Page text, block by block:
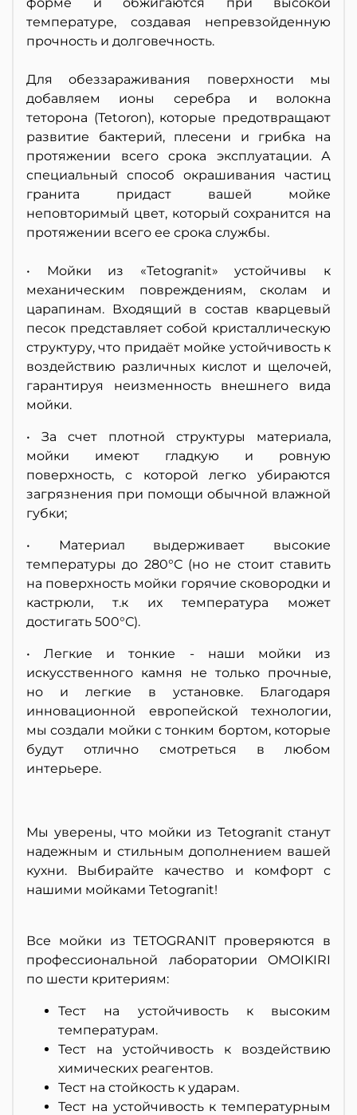
температуре, создавая непревзойденную
прочность и долговечность.
Для обеззараживания поверхности мы
добавляем ионы серебра и волокна
теторона (Tetoron), которые предотвращают
развитие бактерий, плесени и грибка на
протяжении всего срока эксплуатации. А
специальный способ окрашивания частиц
гранита придаст вашей мойке
неповторимый цвет, который сохранится на
протяжении всего ее срока службы.
• Мойки из «Tetogranit» устойчивы к
механическим повреждениям, сколам и
царапинам. Входящий в состав кварцевый
песок представляет собой кристаллическую
структуру, что придаёт мойке устойчивость к
воздействию различных кислот и щелочей,
гарантируя неизменность внешнего вида
мойки.
• За счет плотной структуры материала,
мойки имеют гладкую и ровную
поверхность, с которой легко убираются
загрязнения при помощи обычной влажной
губки;
• Материал выдерживает высокие
температуры до 280°С (но не стоит ставить
на поверхность мойки горячие сковородки и
кастрюли, т.к их температура может
достигать 500°С).
• Легкие и тонкие - наши мойки из
искусственного камня не только прочные,
но и легкие в установке. Благодаря
инновационной европейской технологии,
мы создали мойки с тонким бортом, которые
будут отлично смотреться в любом
интерьере.
Мы уверены, что мойки из Tetogranit станут
надежным и стильным дополнением вашей
кухни. Выбирайте качество и комфорт с
нашими мойками Tetogranit!
Все мойки из TETOGRANIT проверяются в
профессиональной лаборатории OMOIKIRI
по шести критериям:
Тест на устойчивость к высоким
температурам.
Тест на устойчивость к воздействию
химических реагентов.
Тест на стойкость к ударам.
Тест на устойчивость к температурным